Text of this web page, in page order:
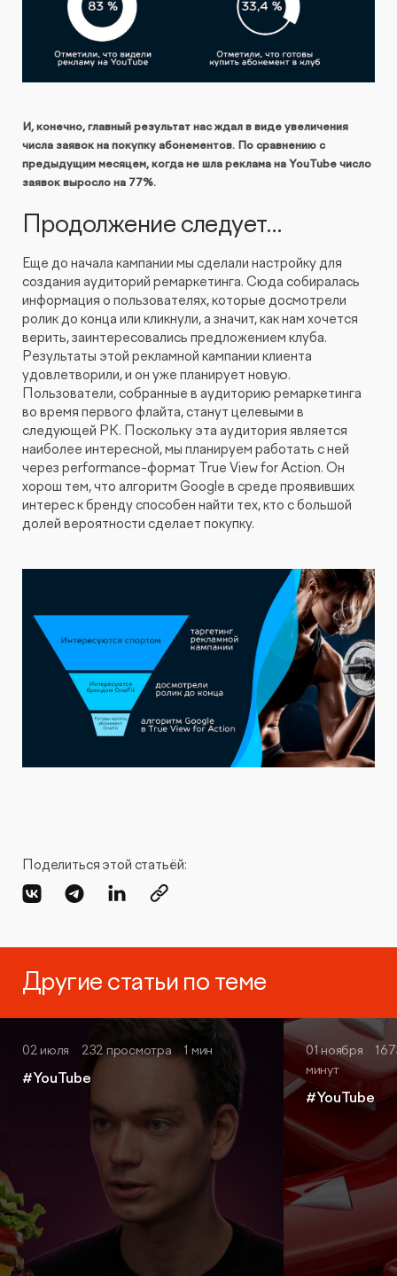
И, конечно, главный результат нас ждал в виде увеличения
числа заявок на покупку абонементов. По сравнению с
предыдущим месяцем, когда не шла реклама на YouTube число
заявок выросло на 77%.
Продолжение следует…
Еще до начала кампании мы сделали настройку для
создания аудиторий ремаркетинга. Сюда собиралась
информация о пользователях, которые досмотрели
ролик до конца или кликнули, а значит, как нам хочется
верить, заинтересовались предложением клуба.
Результаты этой рекламной кампании клиента
удовлетворили, и он уже планирует новую.
Пользователи, собранные в аудиторию ремаркетинга
во время первого флайта, станут целевыми в
следующей РК. Поскольку эта аудитория является
наиболее интересной, мы планируем работать с ней
через performance-формат True View for Action. Он
хорош тем, что алгоритм Google в среде проявивших
интерес к бренду способен найти тех, кто с большой
долей вероятности сделает покупку.
Поделиться этой статьёй:
Другие статьи по теме
02 июля 232 просмотра 1 мин
#YouTube
01 ноября
минут
#YouTube